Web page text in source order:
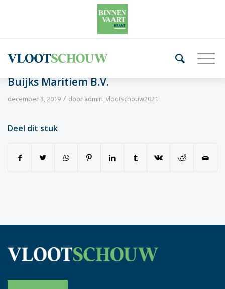
Buijks Maritiem B.V.
december 3, 2019 / door admin_vlootschouw2021
Deel dit stuk